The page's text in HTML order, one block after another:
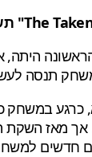
הראשונה
תנסה
אך מאז
חדשים